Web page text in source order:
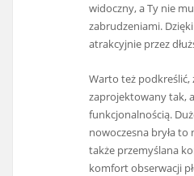
widoczny, a Ty nie
zabrudzeniami.
atrakcyjnie przez
Warto też podkreślić,
zaprojektowany tak,
funkcjonalnością.
nowoczesna bryła to
także przemyślana
komfort obserwacji